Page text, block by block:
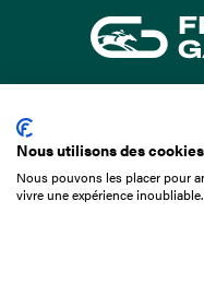
01 49 10 20 29
Nous utilisons des cookies
Nous pouvons les placer pour
vivre une expérience